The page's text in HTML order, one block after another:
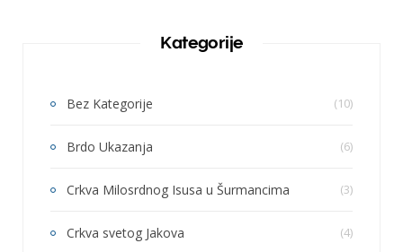
Kategorije
Bez Kategorije (10)
Brdo Ukazanja (6)
Crkva Milosrdnog Isusa u Šurmancima (3)
Crkva svetog Jakova (4)